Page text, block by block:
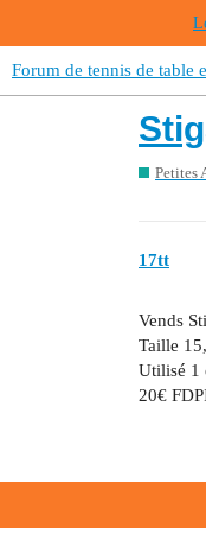
Forum de tennis de table
Petites
17tt
Vends
Taille
Utilisé 1
20€